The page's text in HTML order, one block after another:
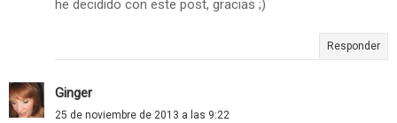
he decidido con este post, gracias ;)
Responder
Ginger
25 de noviembre de 2013 a las 9:22